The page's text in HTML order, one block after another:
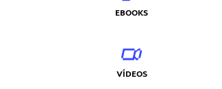
EBOOKS
VÍDEOS